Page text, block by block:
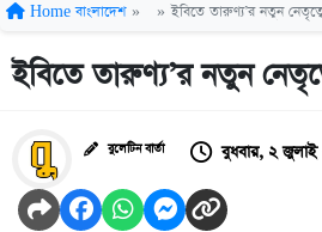
Home বাংলাদেশ » » ইবিতে তারুণ্য’র নতুন
ইবিতে তারুণ্য’র নতুন
বুলেটিন বার্তা বুধবার, ২